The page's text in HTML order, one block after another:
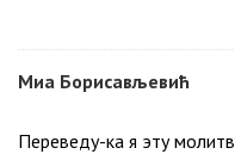
Миа Борисављевић
Переведу-ка я эту